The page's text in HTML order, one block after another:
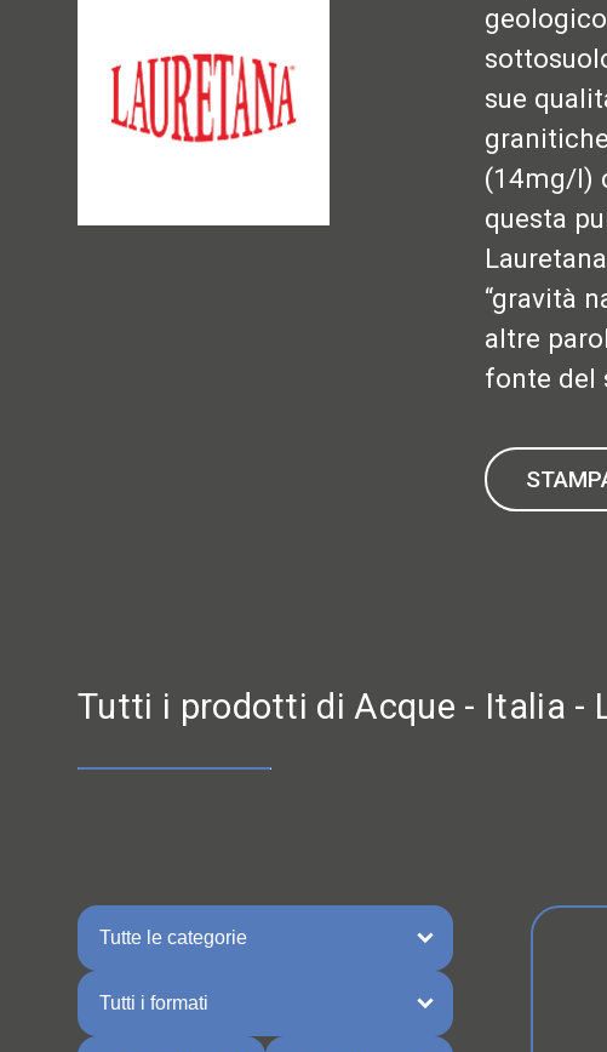
sue
(14mg/l)
questa
“gravità
altre
fonte del
Tutti i prodotti di Acque - Italia -